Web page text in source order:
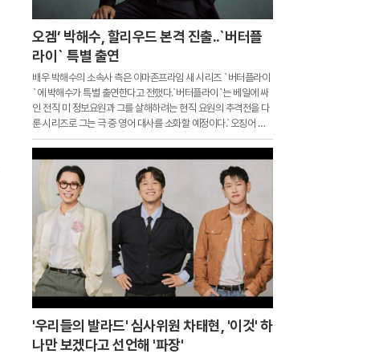
오겜’ 박해수, 할리우드 본격 진출..`버터플
라이` 특별 출연
배우 박해수의 소속사 측은 아마존프라임 새 시리즈 `버터플라이
`에 박해수가 특별 출연한다고 전했다.`버터플라이`는 베일에 싸
인 전직 미 정보요원과 그를 살해하려는 현직 요원의 추격전을 다
룬 시리즈로 그는 극 중 영어 대사를 소화할 예정이다.`오징어 게
임`에서 최후의 2인 조상우 역을 통해 전 세계에 이름을 알린 그
74회 에미상에서 남우조연상 후보에 올랐던 그는 이후 미국 대형
에이전시 UTA와 계약을 맺고 본격적인 해외 활동에 나서고 있다.
'우리들의 발라드' 심사위원 차태현, '이것' 하
나만 보겠다고 선언해 '파장'